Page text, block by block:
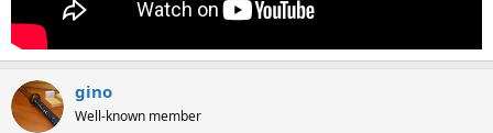
gino
Well-known member